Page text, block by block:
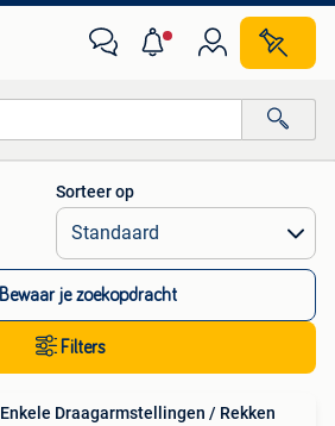
Alle afstanden…
Sorteer op
Bewaar je zoekopdracht
Filters
Enkele Draagarmstellingen / Rekken